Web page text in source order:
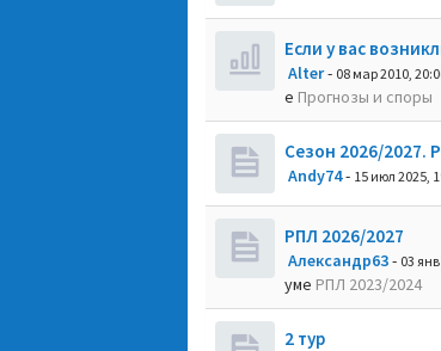
Если у вас
Alter- 08 мар 2010,
е Прогнозы и споры
Сезон 2026/2027.
Andy74- 15 июл 2025,
РПЛ 2026/2027
Александр63- 03
уме РПЛ 2023/2024
2 тур